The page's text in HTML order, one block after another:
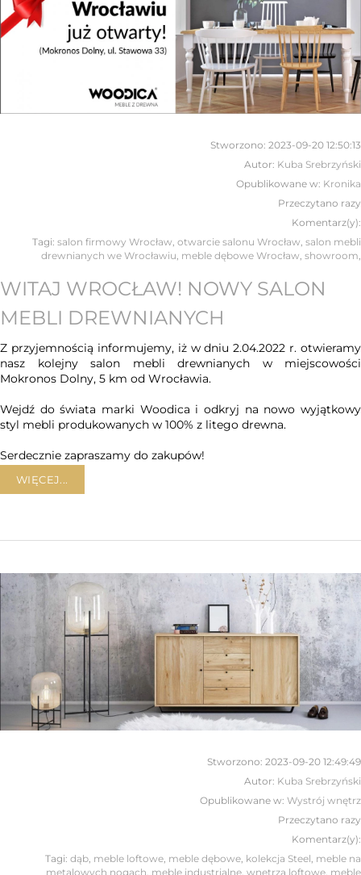
Stworzono: 2023-09-20 12:50:13
Autor: Kuba Srebrzyński
Opublikowane w: Kronika
Przeczytano razy
Komentarz(y):
Tagi: salon firmowy Wrocław otwarcie salonu Wrocław salon mebli
drewnianych we Wrocławiu meble dębowe Wrocław showroom
WITAJ WROCŁAW! NOWY SALON
MEBLI DREWNIANYCH
Z przyjemnością informujemy, iż w dniu 2.04.2022 r. otwieramy
nasz kolejny salon mebli drewnianych w miejscowości
Mokronos Dolny, 5 km od Wrocławia.
Wejdź do świata marki Woodica i odkryj na nowo wyjątkowy
styl mebli produkowanych w 100% z litego drewna.
Serdecznie zapraszamy do zakupów!
WIĘCEJ...
Stworzono: 2023-09-20 12:49:49
Autor: Kuba Srebrzyński
Opublikowane w: Wystrój wnętrz
Przeczytano razy
Komentarz(y):
Tagi: dąb, meble loftowe, meble dębowe, kolekcja Steel, meble na
metalowych nogach, meble industrialne, wnętrza loftowe, meble